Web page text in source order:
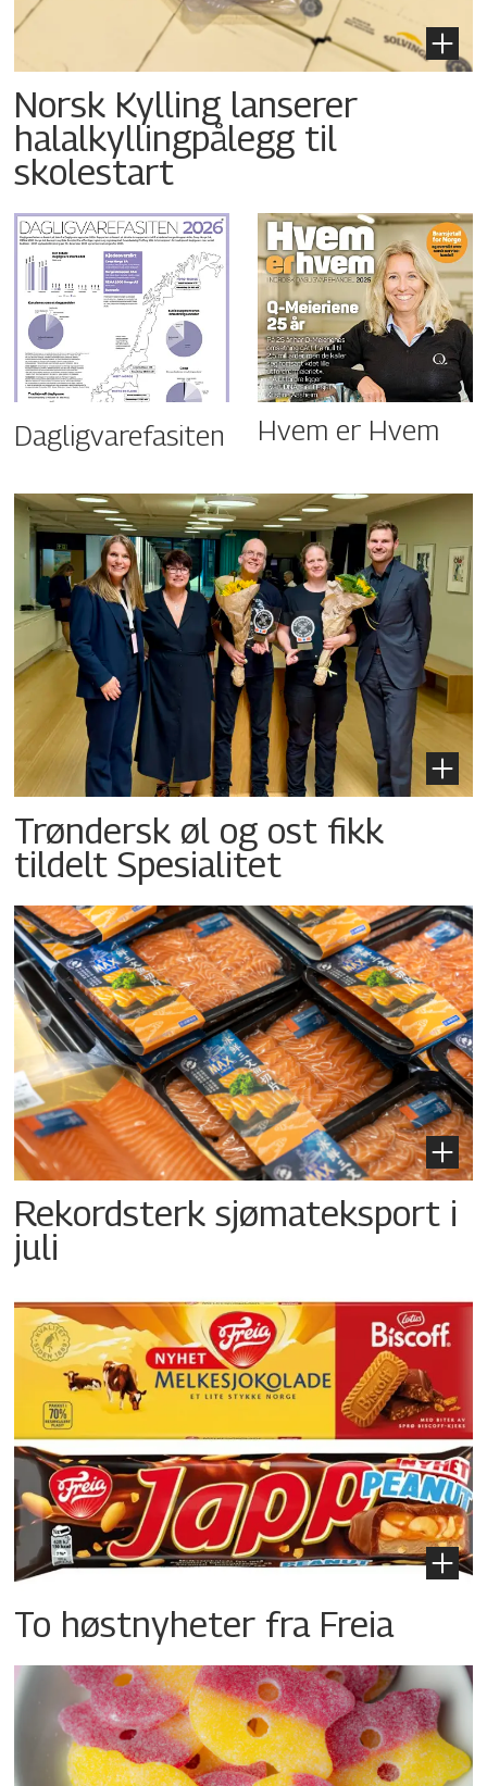
Norsk Kylling lanserer
halalkyllingpålegg til
skolestart
Dagligvarefasiten Hvem er Hvem
Trøndersk øl og ost fikk
tildelt Spesialitet
Rekordsterk sjømateksport i
juli
To høstnyheter fra Freia